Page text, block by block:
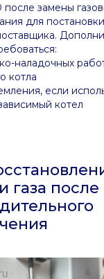
замены
для
наладочных
котла
если
котел
газа после